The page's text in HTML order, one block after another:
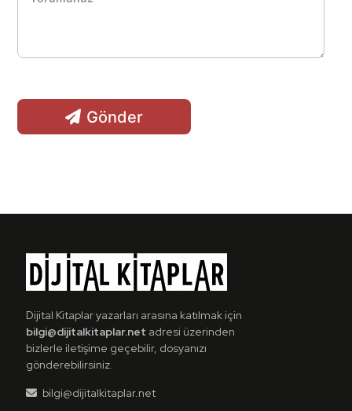
Gönder
Dijital Kitaplar yazarları arasına katılmak için
bilgi@dijitalkitaplar.net adresi üzerinden
bizlerle iletişime geçebilir, dosyanızı
gönderebilirsiniz.
bilgi@dijitalkitaplar.net